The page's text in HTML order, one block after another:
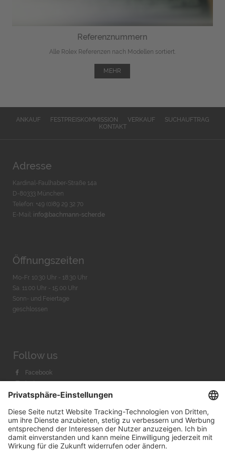
Referenznummern
Alle Rolex Referenzen nach Modellen sortiert.
MEHR
ANKAUF FESTPREISKOMMISSION VERKAUF
SUCHAUFTRAG
KONTAKT
Adresse
Kardinal-Faulhaber-Straße 14a
D-80333 München
Telefon: +49 (0)89 29 32 70
E-Mail: info@bachmann-scher.de
Öffnungszeiten
Mo-Fr. 10:30 Uhr - 18:30 Uhr
Sa. 11:00 Uhr - 15.00 Uhr
Sonn- und Feiertage
geschlossen
Follow us
Facebook
Instagram
Youtube